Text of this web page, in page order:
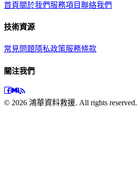
首頁 關於我們服務項目聯絡我們
技術資源
常見問題隱私政策服務條款
關注我們
© 2026 鴻華資料救援. All rights reserved.